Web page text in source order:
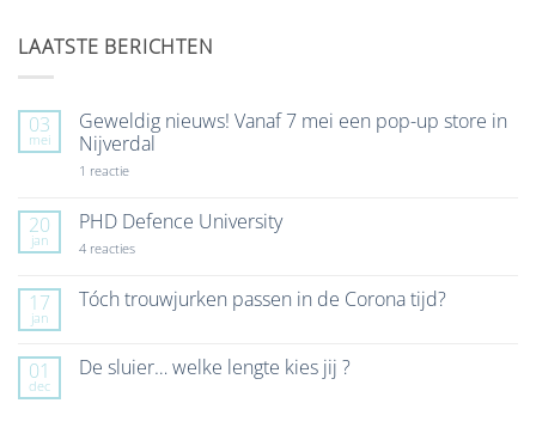
LAATSTE BERICHTEN
03
mei
Geweldig nieuws! Vanaf 7 mei een pop-up store in
Nijverdal
1 reactieop
Vanaf
7
mei
up
store
20
jan
PHD Defence University
4 reactiesop
University
17
jan
Tóch trouwjurken passen in de Corona tijd?
Tóch
01
dec
De sluier… welke lengte kies jij ?